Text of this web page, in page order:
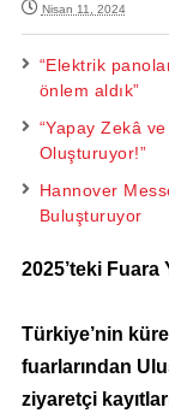
Nisan 11, 2024
“Elektrik
önlem aldık”
“Yapay Zekâ
Oluşturuyor!”
Hannover
Buluşturuyor
2025’teki Fuara
Türkiye’nin
fuarlarından
ziyaretçi